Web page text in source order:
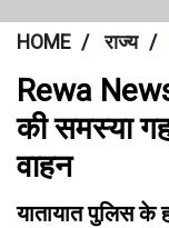
HOME राज्य
Rewa
की समस्या
वाहन
यातायात पुलिस के